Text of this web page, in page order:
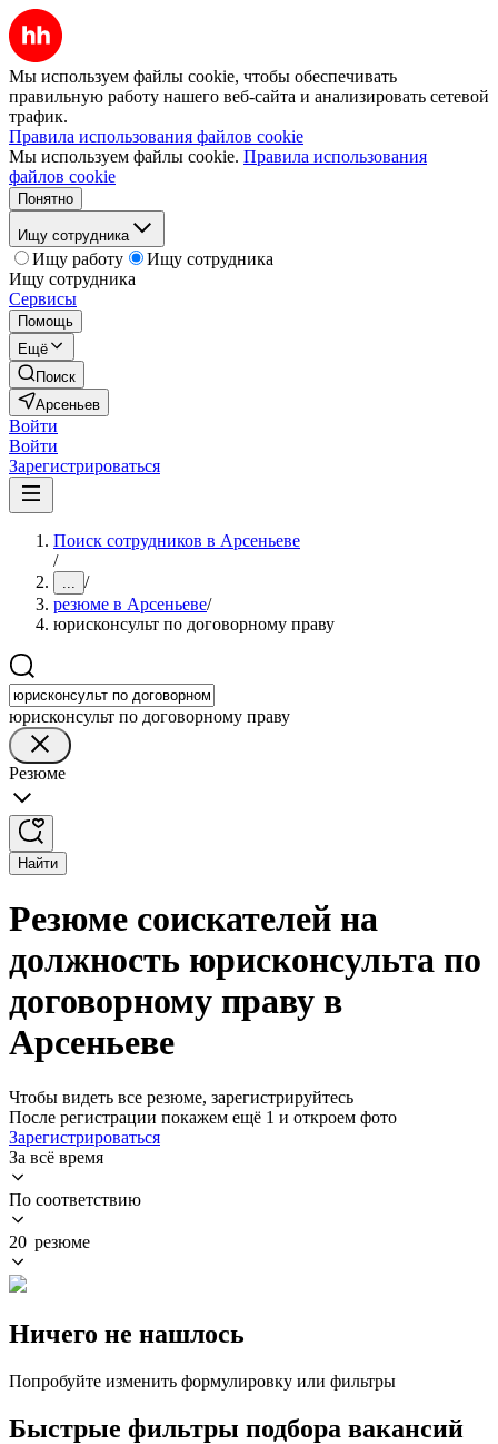
Мы используем файлы cookie, чтобы обеспечивать
правильную работу нашего веб-сайта и анализировать сетевой
трафик.
Правила использования файлов cookie
Мы используем файлы cookie. Правила использования
файлов cookie
Понятно
Ищу сотрудника
Ищу работу
Ищу сотрудника
Ищу сотрудника
Сервисы
Помощь
Ещё
Поиск
Арсеньев
Войти
Войти
Зарегистрироваться
Поиск сотрудников в Арсеньеве
/
... /
резюме в Арсеньеве/
юрисконсульт по договорному праву
юрисконсульт по договорному праву
Резюме
Найти
Резюме соискателей на
должность юрисконсульта по
договорному праву в
Арсеньеве
Чтобы видеть все резюме, зарегистрируйтесь
После регистрации покажем ещё 1 и откроем фото
Зарегистрироваться
За всё время
По соответствию
20 резюме
Ничего не нашлось
Попробуйте изменить формулировку или фильтры
Быстрые фильтры подбора вакансий